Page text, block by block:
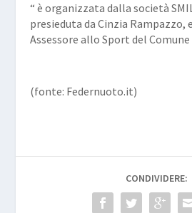
“ è organizzata dalla società
presieduta da Cinzia Rampazzo,
Assessore allo Sport del Comune
(fonte: Federnuoto.it)
CONDIVIDERE: